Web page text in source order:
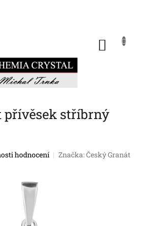
přívěsek stříbrný
hodnocení Značka:Český Granát